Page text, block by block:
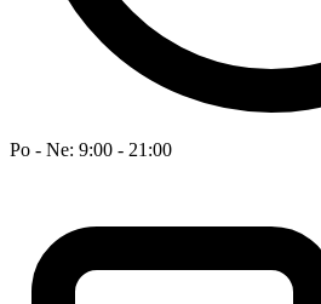
Po - Ne: 9:00 - 21:00